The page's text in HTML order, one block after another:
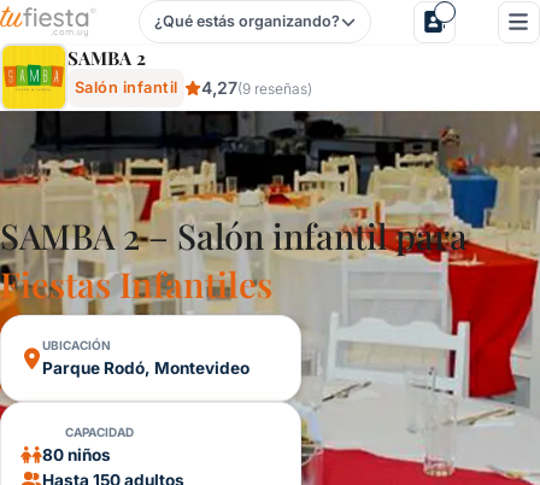
Samba 2 - Salón Infantil En Parque Rodó, Montevideo,
¿Qué estás organizando?
SAMBA 2
Salón infantil 4,27(9 reseñas)
SAMBA 2 – Salón infantil para
Fiestas Infantiles
UBICACIÓN
Parque Rodó, Montevideo
CAPACIDAD
80 niños
Hasta 150 adultos